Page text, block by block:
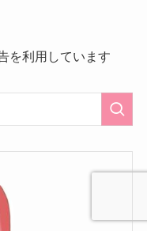
を利用しています